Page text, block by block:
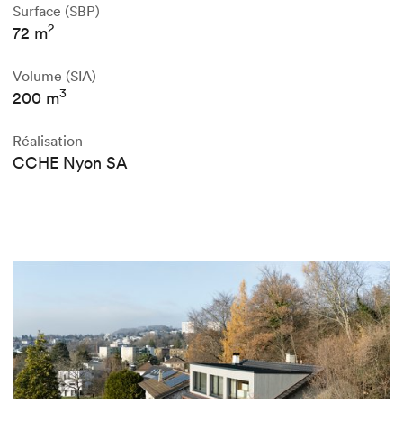
Surface (SBP)
72 m2
Volume (SIA)
200 m3
Réalisation
CCHE Nyon SA